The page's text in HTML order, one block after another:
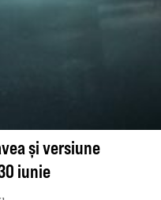
și versiune
iunie